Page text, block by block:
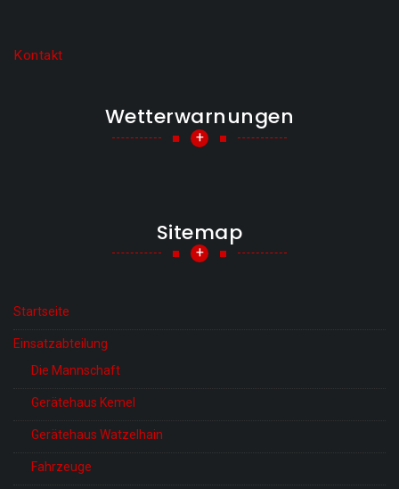
Kontakt
Wetterwarnungen
+
Sitemap
+
Startseite
Einsatzabteilung
Die Mannschaft
Gerätehaus Kemel
Gerätehaus Watzelhain
Fahrzeuge